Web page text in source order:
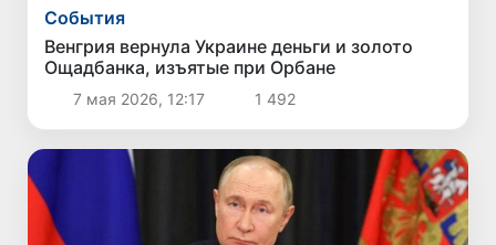
Cобытия
Венгрия вернула Украине деньги и золото
Ощадбанка, изъятые при Орбане
7 мая 2026, 12:17 1 492